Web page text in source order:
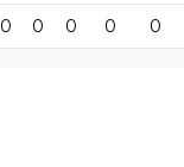
0 0 0 0 0